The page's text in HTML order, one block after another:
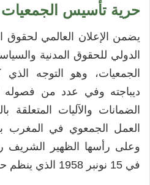
حرية تأسيس الجمعيات
ديباجته وفي عدد من
الضمانات والآليات المتعلقة
العمل الجمعوي في المغرب
في 15 نونبر 1958 الذي ينظم حق تأسيس الجمعيات.